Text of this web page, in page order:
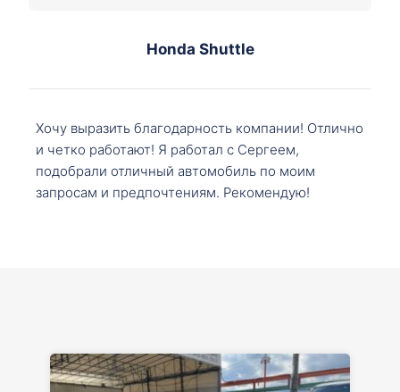
Honda Shuttle
Хочу выразить благодарность компании! Отлично
и четко работают! Я работал с Сергеем,
подобрали отличный автомобиль по моим
запросам и предпочтениям. Рекомендую!